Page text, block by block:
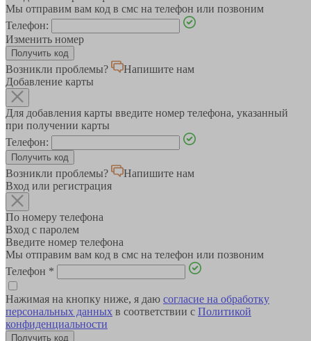
Мы отправим вам код в смс на телефон или позвоним
Телефон:
Изменить номер
Возникли проблемы?
Напишите нам
Добавление карты
Для добавления карты введите номер телефона, указанный
при получении карты
Телефон:
Возникли проблемы?
Напишите нам
Вход или регистрация
По номеру телефона
Вход с паролем
Введите номер телефона
Мы отправим вам код в смс на телефон или позвоним
Телефон *
Нажимая на кнопку ниже, я даю согласие на обработку
персональных данных в соответствии с Политикой
конфиденциальности